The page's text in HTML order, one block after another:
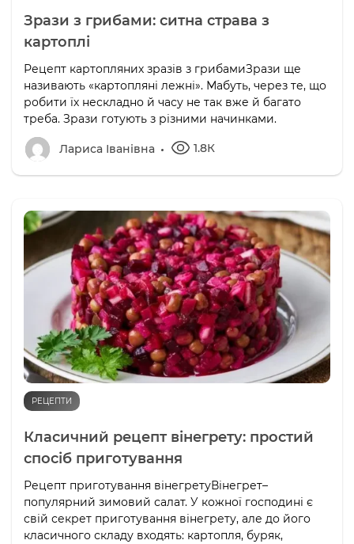
Зрази з грибами: ситна страва з
картоплі
Рецепт картопляних зразів з грибамиЗрази ще
називають «картопляні лежні». Мабуть, через те, що
робити їх нескладно й часу не так вже й багато
треба. Зрази готують з різними начинками.
Лариса Іванівна 1.8К
РЕЦЕПТИ
Класичний рецепт вінегрету: простий
спосіб приготування
Рецепт приготування вінегретуВінегрет–
популярний зимовий салат. У кожної господині є
свій секрет приготування вінегрету, але до його
класичного складу входять: картопля, буряк,